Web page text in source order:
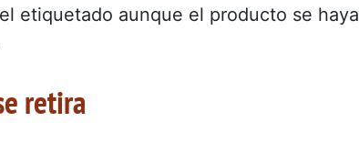
etiquetado aunque el producto se haya
retira